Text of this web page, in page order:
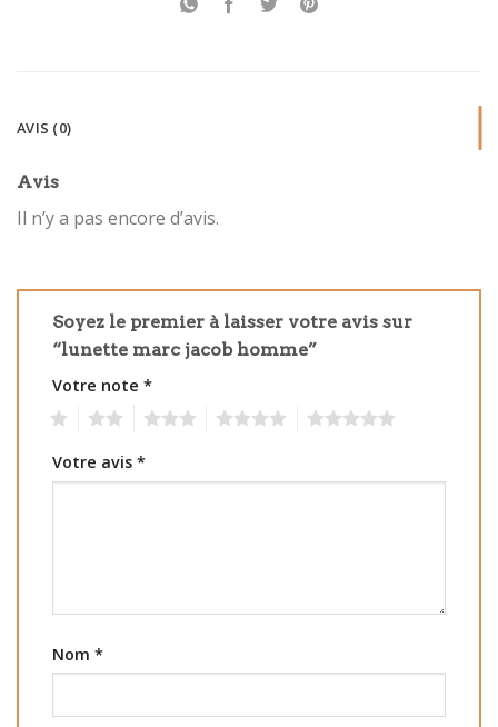
AVIS (0)
Avis
Il n’y a pas encore d’avis.
Soyez le premier à laisser votre avis sur
“lunette marc jacob homme”
Votre note *
Votre avis *
Nom *